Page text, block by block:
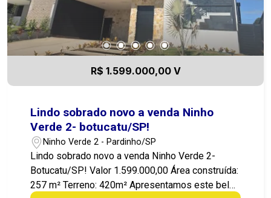
em contato agora mesmo e agende sua visita! 14
99721-9484
R$ 1.599.000,00 V
Lindo sobrado novo a venda Ninho
Verde 2- botucatu/SP!
Ninho Verde 2 - Pardinho/SP
Lindo sobrado novo a venda Ninho Verde 2-
Botucatu/SP! Valor 1.599.000,00 Área construída:
257 m² Terreno: 420m² Apresentamos este belo